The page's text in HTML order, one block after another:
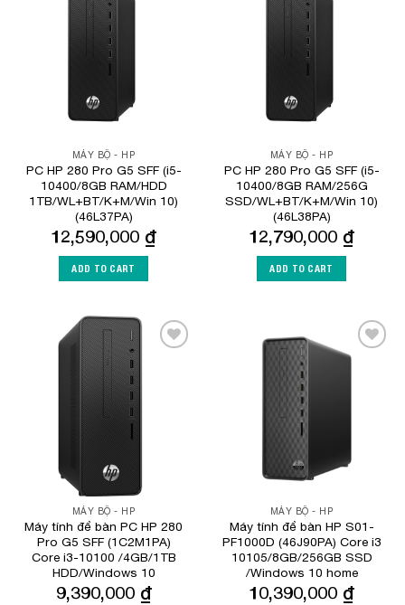
MÁY BỘ - HP
PC HP 280 Pro G5 SFF (i5-
10400/8GB RAM/HDD
1TB/WL+BT/K+M/Win 10)
(46L37PA)
12,590,000 ₫
ADD TO CART
MÁY BỘ - HP
PC HP 280 Pro G5 SFF (i5-
10400/8GB RAM/256G
SSD/WL+BT/K+M/Win 10)
(46L38PA)
12,790,000 ₫
ADD TO CART
MÁY BỘ - HP
Máy tính để bàn PC HP 280
Pro G5 SFF (1C2M1PA)
Core i3-10100 /4GB/1TB
HDD/Windows 10
9,390,000 ₫
Add to
MÁY BỘ - HP
Máy tính để bàn HP S01-
PF1000D (46J90PA) Core i3
10105/8GB/256GB SSD
/Windows 10 home
10,390,000 ₫